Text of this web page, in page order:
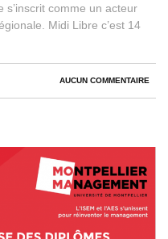
s’inscrit comme un acteur
Midi Libre c’est 14
AUCUN COMMENTAIRE